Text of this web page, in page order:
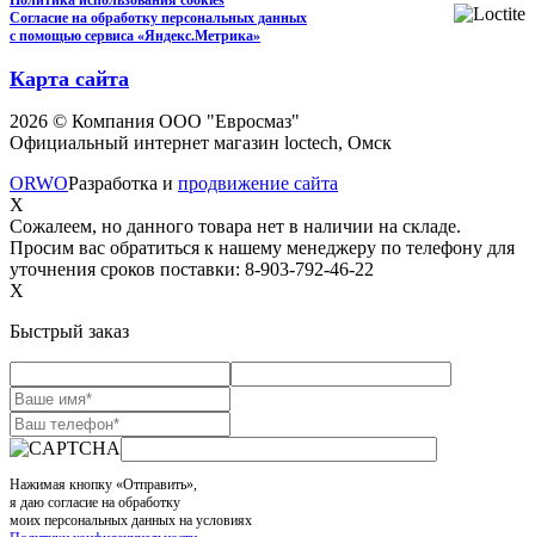
Согласие на обработку персональных данных
с помощью сервиса «Яндекс.Метрика»
Карта сайта
2026 © Компания ООО "Евросмаз"
Официальный интернет магазин loctech, Омск
ORWOРазработка и продвижение сайта
X
Сожалеем, но данного товара нет в наличии на складе.
Просим вас обратиться к нашему менеджеру по телефону для
уточнения сроков поставки: 8-903-792-46-22
X
Быстрый заказ
Нажимая кнопку «Отправить»,
я даю согласие на обработку
моих персональных данных на условиях